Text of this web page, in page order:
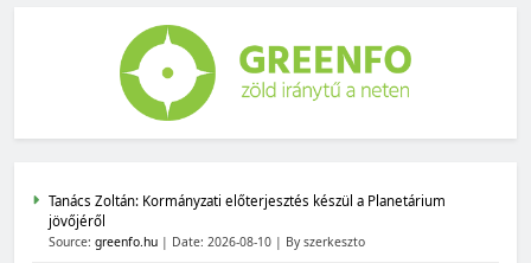
Tanács Zoltán: Kormányzati előterjesztés készül a Planetárium
jövőjéről
Source: greenfo.hu Date: 2026-08-10 By szerkeszto